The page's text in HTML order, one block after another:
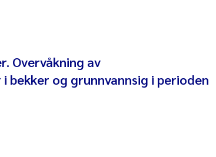
Ghareeb
Overvåkning av
bekker og grunnvannsig i perioden